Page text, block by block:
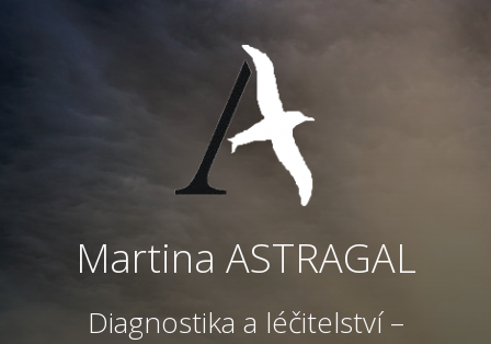
Martina ASTRAGAL
Diagnostika a léčitelství –